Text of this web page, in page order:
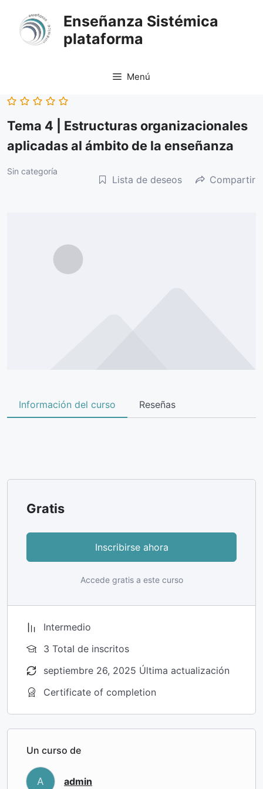
contenido
Enseñanza Sistémica
plataforma
Menú
Tema 4 | Estructuras organizacionales
aplicadas al ámbito de la enseñanza
Sin categoría
Lista de deseos Compartir
Información del curso Reseñas
Gratis
Inscribirse ahora
Accede gratis a este curso
Intermedio
3 TotaI de inscritos
septiembre 26, 2025 Última actualización
Certificate of completion
Un curso de
A admin